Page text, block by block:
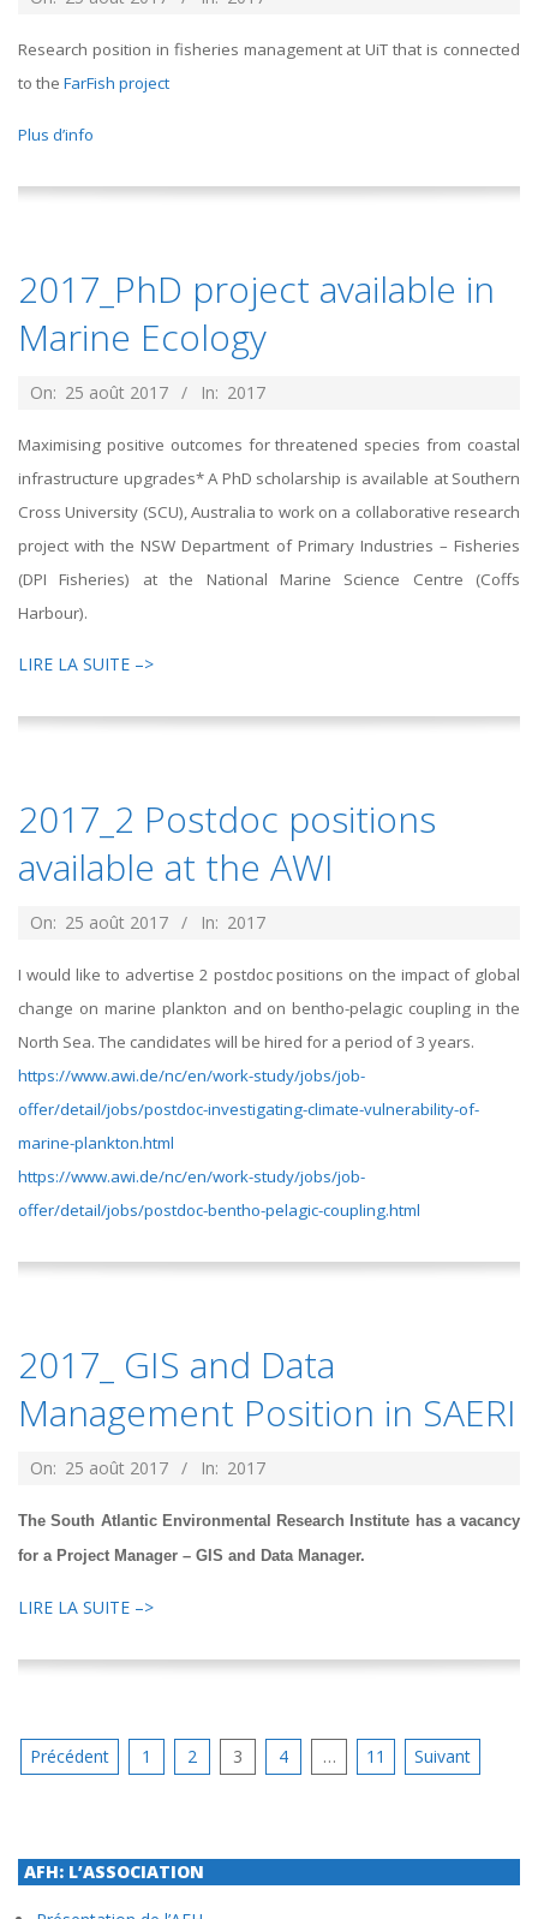
25
Research position in fisheries management at UiT that is connected
to the FarFish project
Plus d’info
2017_PhD project available in
Marine Ecology
2017-
25
On: 25 août 2017 In: 2017
Maximising positive outcomes for threatened species from coastal
infrastructure upgrades* A PhD scholarship is available at Southern
Cross University (SCU), Australia to work on a collaborative research
project with the NSW Department of Primary Industries – Fisheries
(DPI Fisheries) at the National Marine Science Centre (Coffs
Harbour).
LIRE LA SUITE –>
2017_2 Postdoc positions
available at the AWI
2017-
25
On: 25 août 2017 In: 2017
I would like to advertise 2 postdoc positions on theimpact of global
change on marine plankton and on bentho-pelagic coupling in the
North Sea. The candidates will be hired for a period of 3 years.
https://www.awi.de/nc/en/work-study/jobs/job-
offer/detail/jobs/postdoc-investigating-climate-vulnerability-of-
marine-plankton.html
https://www.awi.de/nc/en/work-study/jobs/job-
offer/detail/jobs/postdoc-bentho-pelagic-coupling.html
2017_ GIS and Data
Management Position in SAERI
2017-
25
On: 25 août 2017 In: 2017
The South Atlantic Environmental Research Institute has a vacancy
for a Project Manager – GIS and Data Manager.
LIRE LA SUITE –>
Pagination
publications
Précédent 1 2 3 4 … 11 Suivant
AFH: L’ASSOCIATION